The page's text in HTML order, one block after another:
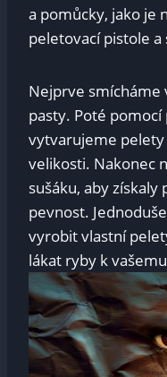
a pomůcky, jako je
peletovací pistole a
Nejprve smícháme
pasty. Poté
vytvarujeme pelety
velikosti. Nakonec
sušáku, aby získaly
pevnost.
vyrobit vlastní
lákat ryby k